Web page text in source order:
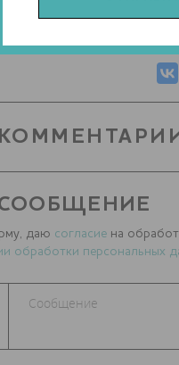
даю согласие на
обработки персональных